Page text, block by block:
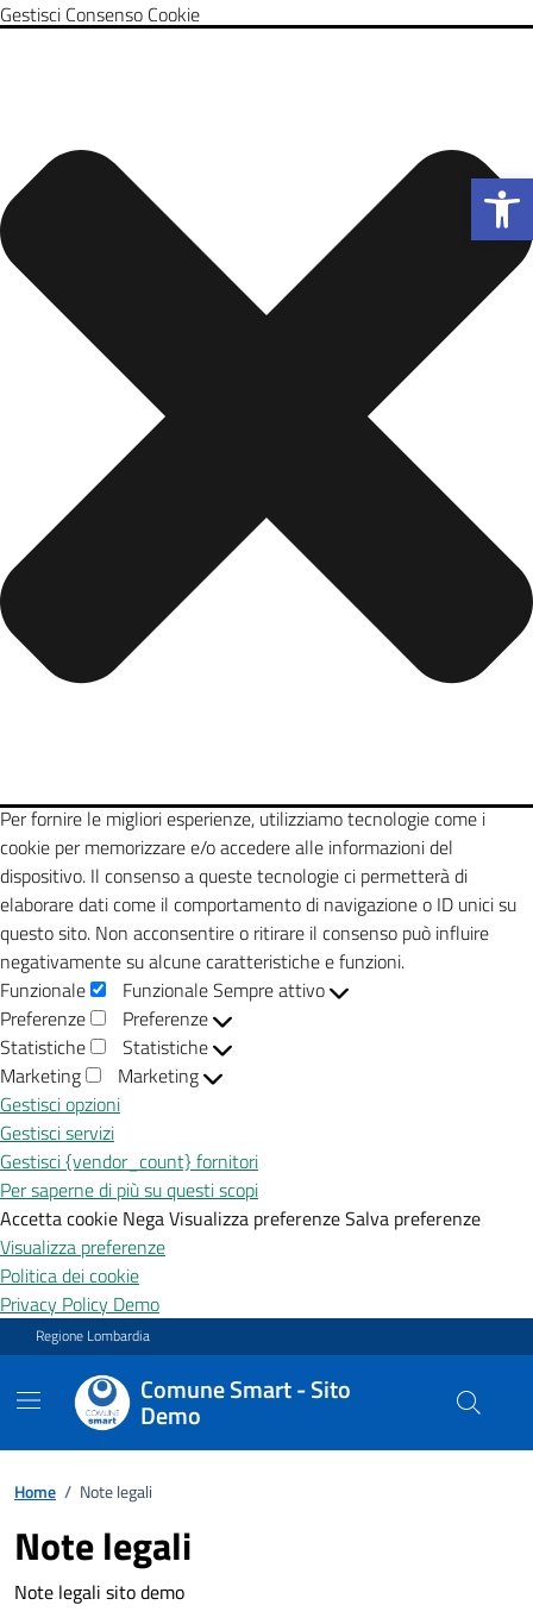
Apri la
Gestisci Consenso Cookie
Per fornire le migliori esperienze, utilizziamo tecnologie come i
cookie per memorizzare e/o accedere alle informazioni del
dispositivo. Il consenso a queste tecnologie ci permetterà di
elaborare dati come il comportamento di navigazione o ID unici su
questo sito. Non acconsentire o ritirare il consenso può influire
negativamente su alcune caratteristiche e funzioni.
Funzionale
FunzionaleSempre attivo
Preferenze
Preferenze
Statistiche
Statistiche
Marketing
Marketing
Gestisci opzioni
Gestisci servizi
Gestisci {vendor_count} fornitori
Per saperne di più su questi scopi
Accetta cookie NegaVisualizza preferenzeSalva preferenze
Visualizza preferenze
Politica dei cookie
Privacy Policy Demo
Vai ai contenuti
Vai al footer
Regione Lombardia
Comune Smart - Sito
Demo
Home / Note legali
Note legali
Note legali sito demo